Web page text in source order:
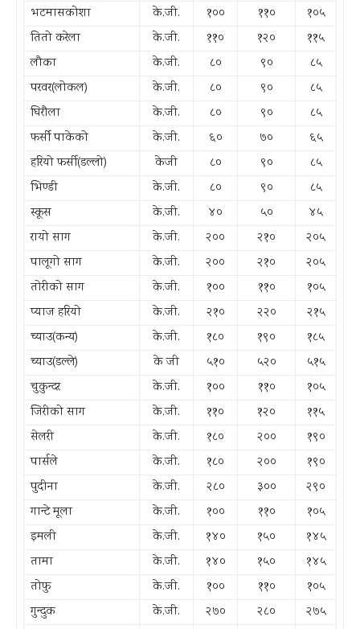
भटमासकोशा
के.जी. १०० ११०
१०५
तितो करेला
के.जी. ११० १२०
११५
लौका
के.जी. ८० ९०
८५
परवर(लोकल)
के.जी. ८० ९०
८५
घिरौला
के.जी. ८० ९०
८५
फर्सी पाकेको
के.जी. ६० ७०
६५
हरियो फर्सी(डल्लो)
केजी ८० ९०
८५
भिण्डी
के.जी. ८० ९०
८५
स्कूस
के.जी. ४० ५०
४५
रायो साग
के.जी. २०० २१०
२०५
पालूगो साग
के.जी. २०० २१०
२०५
तोरीको साग
के.जी. १०० ११०
१०५
प्याज हरियो
के.जी. २१० २२०
२१५
च्याउ(कन्य)
के.जी. १८० १९०
१८५
च्याउ(डल्ले)
के जी ५१० ५२०
५१५
चुकुन्दर
के.जी. १०० ११०
१०५
जिरीको साग
के.जी. ११० १२०
११५
सेलरी
के.जी. १८० २००
१९०
पार्सले
के.जी. १८० २००
१९०
पुदीना
के.जी. २८० ३००
२९०
गान्टे मूला
के.जी. १०० ११०
१०५
इमली
के.जी. १४० १५०
१४५
तामा
के.जी. १४० १५०
१४५
तोफु
के.जी. १०० ११०
१०५
गुन्दुक
के.जी. २७० २८०
२७५